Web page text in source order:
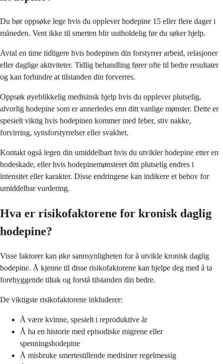
Du bør oppsøke lege hvis du opplever hodepine 15 eller flere dager i
måneden. Vent ikke til smerten blir uutholdelig før du søker hjelp.
Avtal en time tidligere hvis hodepinen din forstyrrer arbeid, relasjoner
eller daglige aktiviteter. Tidlig behandling fører ofte til bedre resultater
og kan forhindre at tilstanden din forverres.
Oppsøk øyeblikkelig medisinsk hjelp hvis du opplever plutselig,
alvorlig hodepine som er annerledes enn ditt vanlige mønster. Dette er
spesielt viktig hvis hodepinen kommer med feber, stiv nakke,
forvirring, synsforstyrrelser eller svakhet.
Kontakt også legen din umiddelbart hvis du utvikler hodepine etter en
hodeskade, eller hvis hodepinemønsteret ditt plutselig endres i
intensitet eller karakter. Disse endringene kan indikere et behov for
umiddelbar vurdering.
Hva er risikofaktorene for kronisk daglig
hodepine?
Visse faktorer kan øke sannsynligheten for å utvikle kronisk daglig
hodepine. Å kjenne til disse risikofaktorene kan hjelpe deg med å ta
forebyggende tiltak og forstå tilstanden din bedre.
De viktigste risikofaktorene inkluderer:
Å være kvinne, spesielt i reproduktive år
Å ha en historie med episodiske migrene eller
spenningshodepine
Å misbruke smertestillende medisiner regelmessig